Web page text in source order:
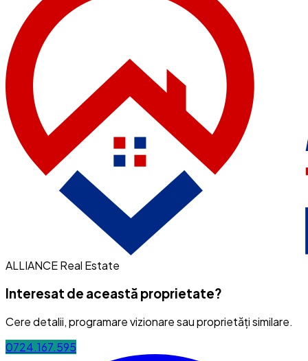
ALLIANCE Real Estate
Interesat de această proprietate?
Cere detalii, programare vizionare sau proprietăți similare.
0724.167.595